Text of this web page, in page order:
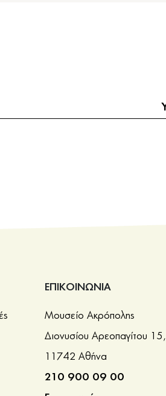
ΕΠΙΚΟΙΝΩΝΙΑ
Μουσείο Ακρόπολης
Διονυσίου Αρεοπαγίτου 15,
11742 Αθήνα
210 900 09 00